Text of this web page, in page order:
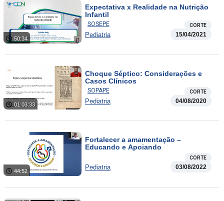
50:34
Expectativa x Realidade na Nutrição
Infantil
SOSEPE CORTE
Pediatria 15/04/2021
01:03:33
Choque Séptico: Considerações e
Casos Clínicos
SOPAPE CORTE
Pediatria 04/08/2020
44:52
Fortalecer a amamentação –
Educando e Apoiando
CORTE
Pediatria 03/08/2022